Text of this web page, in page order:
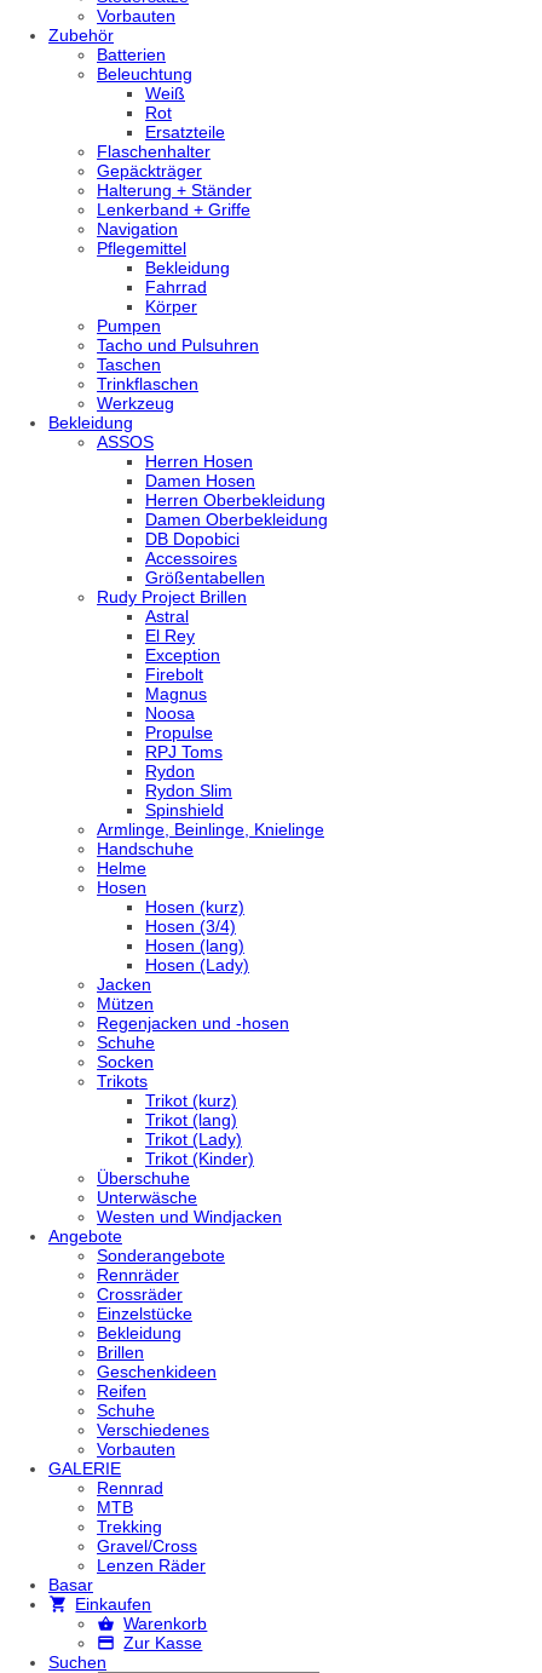
Vorbauten
Zubehör
Batterien
Beleuchtung
Weiß
Rot
Ersatzteile
Flaschenhalter
Gepäckträger
Halterung + Ständer
Lenkerband + Griffe
Navigation
Pflegemittel
Bekleidung
Fahrrad
Körper
Pumpen
Tacho und Pulsuhren
Taschen
Trinkflaschen
Werkzeug
Bekleidung
ASSOS
Herren Hosen
Damen Hosen
Herren Oberbekleidung
Damen Oberbekleidung
DB Dopobici
Accessoires
Größentabellen
Rudy Project Brillen
Astral
El Rey
Exception
Firebolt
Magnus
Noosa
Propulse
RPJ Toms
Rydon
Rydon Slim
Spinshield
Armlinge, Beinlinge, Knielinge
Handschuhe
Helme
Hosen
Hosen (kurz)
Hosen (3/4)
Hosen (lang)
Hosen (Lady)
Jacken
Mützen
Regenjacken und -hosen
Schuhe
Socken
Trikots
Trikot (kurz)
Trikot (lang)
Trikot (Lady)
Trikot (Kinder)
Überschuhe
Unterwäsche
Westen und Windjacken
Angebote
Sonderangebote
Rennräder
Crossräder
Einzelstücke
Bekleidung
Brillen
Geschenkideen
Reifen
Schuhe
Verschiedenes
Vorbauten
GALERIE
Rennrad
MTB
Trekking
Gravel/Cross
Lenzen Räder
Basar
Einkaufen
Warenkorb
Zur Kasse
Suchen